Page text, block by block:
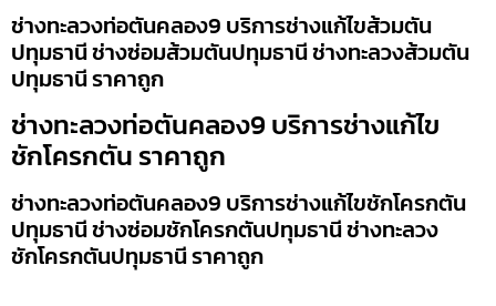
ช่างทะลวงท่อตันคลอง9 บริการช่างแก้ไขส้วมตัน
ปทุมธานี ช่างซ่อมส้วมตันปทุมธานี ช่างทะลวงส้วมตัน
ปทุมธานี ราคาถูก
ช่างทะลวงท่อตันคลอง9 บริการช่างแก้ไข
ชักโครกตัน ราคาถูก
ช่างทะลวงท่อตันคลอง9 บริการช่างแก้ไขชักโครกตัน
ปทุมธานี ช่างซ่อมชักโครกตันปทุมธานี ช่างทะลวง
ชักโครกตันปทุมธานี ราคาถูก